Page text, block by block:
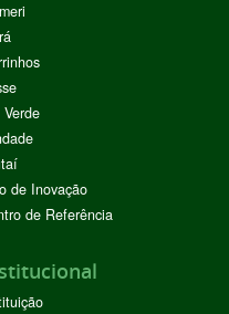
de Inovação
de Referência